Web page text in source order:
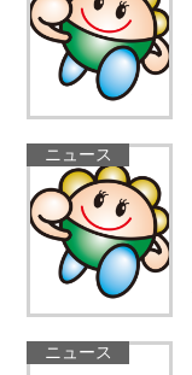
ニュース
ニュース